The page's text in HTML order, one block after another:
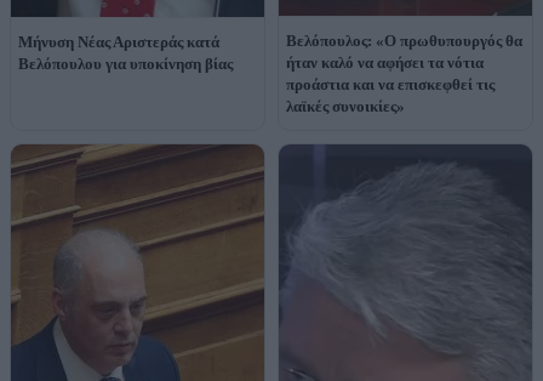
Μήνυση Νέας Αριστεράς κατά
Βελόπουλου για υποκίνηση βίας
Βελόπουλος: «Ο πρωθυπουργός θα
ήταν καλό να αφήσει τα νότια
προάστια και να επισκεφθεί τις
λαϊκές συνοικίες»